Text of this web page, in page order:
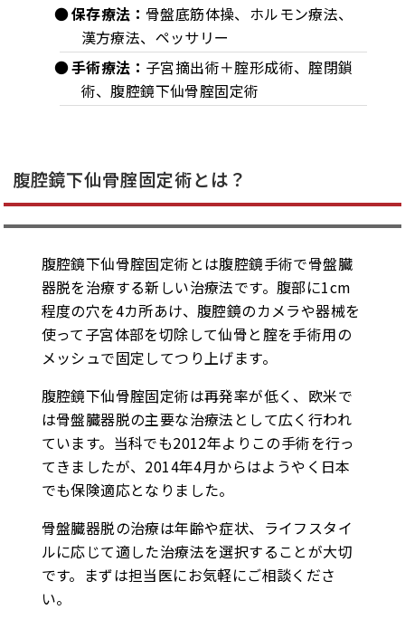
保存療法： 骨盤底筋体操、ホルモン療法、
漢方療法、ペッサリー
手術療法： 子宮摘出術＋腟形成術、腟閉鎖
術、腹腔鏡下仙骨腟固定術
腹腔鏡下仙骨腟固定術とは？
腹腔鏡下仙骨腟固定術とは腹腔鏡手術で骨盤臓
器脱を治療する新しい治療法です。腹部に1cm
程度の穴を4カ所あけ、腹腔鏡のカメラや器械を
使って子宮体部を切除して仙骨と腟を手術用の
メッシュで固定してつり上げます。
腹腔鏡下仙骨腟固定術は再発率が低く、欧米で
は骨盤臓器脱の主要な治療法として広く行われ
ています。当科でも2012年よりこの手術を行っ
てきましたが、2014年4月からはようやく日本
でも保険適応となりました。
骨盤臓器脱の治療は年齢や症状、ライフスタイ
ルに応じて適した治療法を選択することが大切
です。まずは担当医にお気軽にご相談くださ
い。